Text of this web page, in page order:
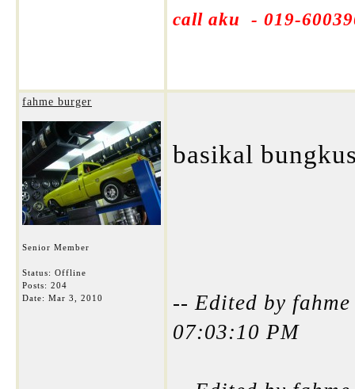
call aku - 019-
fahme burger
Senior Member
Status: Offline
Posts: 204
Date: Mar 3, 2010
basikal
-- Edited by
07:03:10 PM